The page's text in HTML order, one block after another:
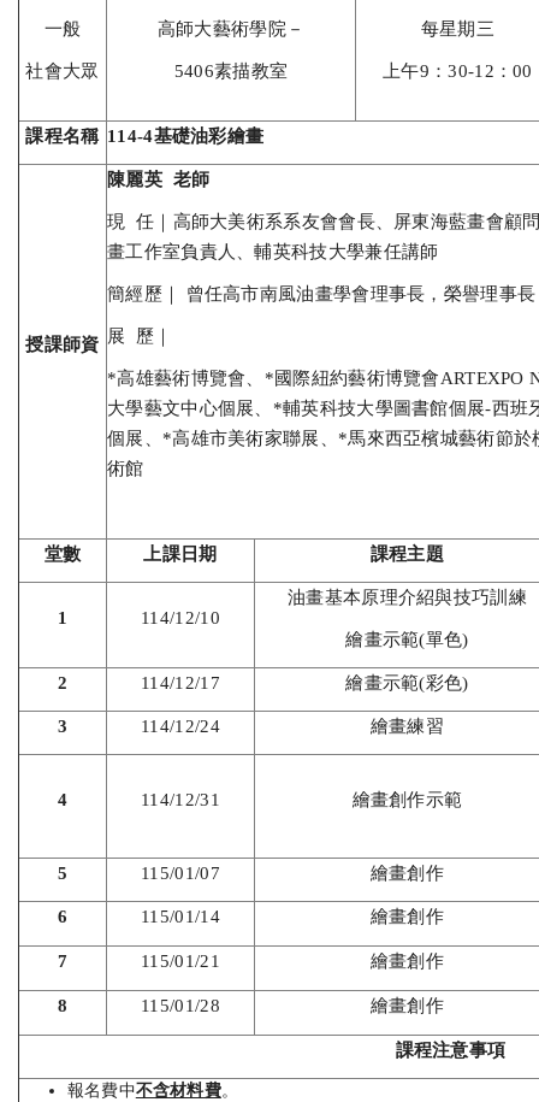
一般
社會大眾
高師大藝術學院－
5406素描教室
每星期三
上午9：30-12：00
課程名稱 114-4基礎油彩繪畫
授課師資
陳麗英 老師
現 任｜高師大美術系系友會會長、屏東海藍畫會顧
畫工作室負責人、輔英科技大學兼任講師
簡經歷｜ 曾任高市南風油畫學會理事長，榮譽理事長
展 歷｜
*高雄藝術博覽會、*國際紐約藝術博覽會ARTEXPO
大學藝文中心個展、*輔英科技大學圖書館個展-西
個展、*高雄市美術家聯展、*馬來西亞檳城藝術節
術館
堂數 上課日期 課程主題
1 114/12/10
油畫基本原理介紹與技巧訓練
繪畫示範(單色)
2 114/12/17 繪畫示範(彩色)
3 114/12/24 繪畫練習
4 114/12/31 繪畫創作示範
5 115/01/07 繪畫創作
6 115/01/14 繪畫創作
7 115/01/21 繪畫創作
8 115/01/28 繪畫創作
課程注意事項
報名費中不含材料費。